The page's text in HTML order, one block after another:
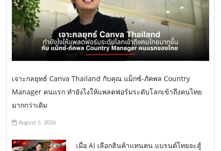
เจาะกลยุทธ์ Canva Thailand กับคุณ แม็กซ์-ภัคพล Country
Manager คนแรก ทำยังไงให้แพลตฟอร์มระดับโลกเข้าถึงคนไทย
มากกว่าเดิม
August 5, 2026
เมื่อ AI เลือกสินค้าแทนคน แบรนด์ไทยจะสู้